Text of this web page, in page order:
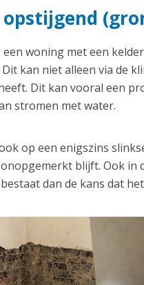
opstijgend
woning met een
Dit kan niet alleen via de
Dit kan vooral een
stromen met water.
op een enigszins
blijft. Ook in
dan de kans dat